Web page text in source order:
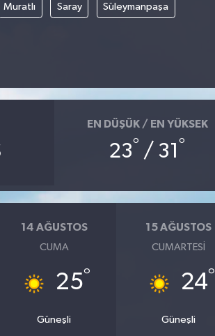
Muratlı Saray Süleymanpaşa
EN DÜŞÜK / EN YÜKSEK
23° / 31 °
14 AĞUSTOS
CUMA
25°
Güneşli
15 AĞUSTOS
CUMARTESI
24°
Güneşli